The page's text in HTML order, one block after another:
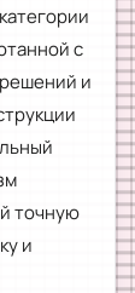
с
и
точную
и